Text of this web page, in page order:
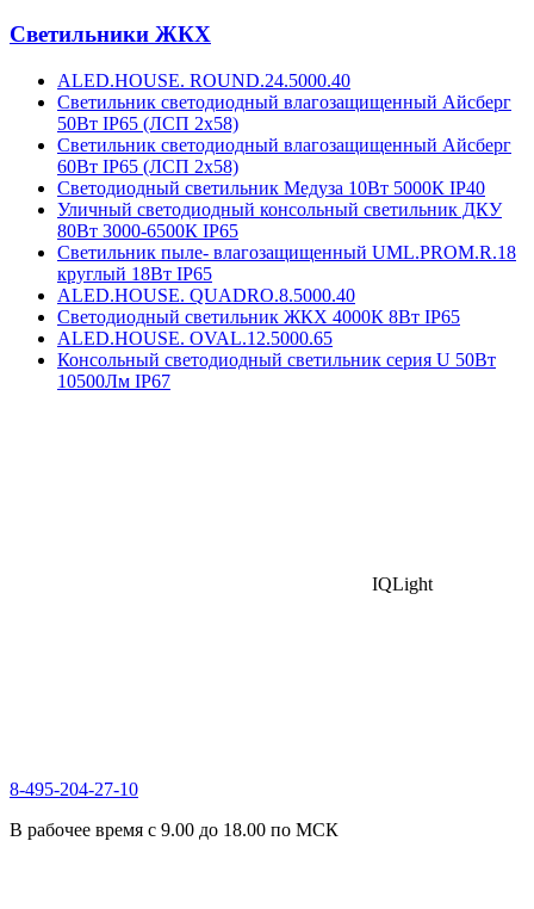
Cветильники ЖКХ
ALED.HOUSE. ROUND.24.5000.40
Светильник светодиодный влагозащищенный Айсберг
50Вт IP65 (ЛСП 2х58)
Светильник светодиодный влагозащищенный Айсберг
60Вт IP65 (ЛСП 2х58)
Светодиодный светильник Медуза 10Вт 5000К IP40
Уличный светодиодный консольный светильник ДКУ
80Вт 3000-6500К IP65
Светильник пыле- влагозащищенный UML.PROM.R.18
круглый 18Вт IP65
ALED.HOUSE. QUADRO.8.5000.40
Светодиодный светильник ЖКХ 4000К 8Вт IP65
ALED.HOUSE. OVAL.12.5000.65
Консольный светодиодный светильник серия U 50Вт
10500Лм IP67
IQLight
8-495-204-27-10
В рабочее время с 9.00 до 18.00 по МСК